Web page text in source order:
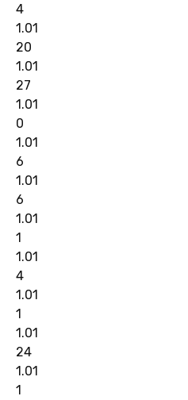
4
1.01
20
1.01
27
1.01
0
1.01
6
1.01
6
1.01
1
1.01
4
1.01
1
1.01
24
1.01
1